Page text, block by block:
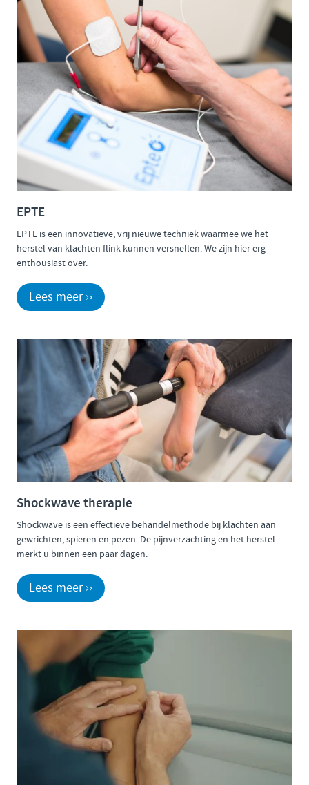
EPTE
EPTE is een innovatieve, vrij nieuwe techniek waarmee we het
herstel van klachten flink kunnen versnellen. We zijn hier erg
enthousiast over.
Lees meer ››
Shockwave therapie
Shockwave is een effectieve behandelmethode bij klachten aan
gewrichten, spieren en pezen. De pijnverzachting en het herstel
merkt u binnen een paar dagen.
Lees meer ››